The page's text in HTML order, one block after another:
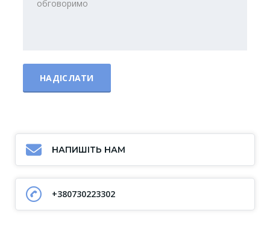
НАПИШІТЬ НАМ
+380730223302